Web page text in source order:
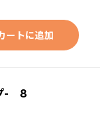
ートに追加
- 8